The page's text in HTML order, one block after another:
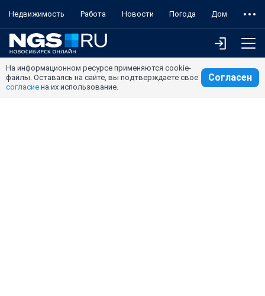
Недвижимость Работа Новости Погода Дом
На информационном ресурсе применяются cookie-
файлы. Оставаясь на сайте, вы подтверждаете свое
согласие на их использование.
Согласен